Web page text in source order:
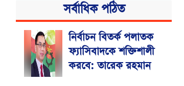
সর্বাধিক পঠিত
নির্বাচন বিতর্ক পলাতক
ফ্যাসিবাদকে শক্তিশালী
করবে: তারেক রহমান